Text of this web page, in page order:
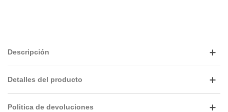
Descripción
Detalles del producto
Politica de devoluciones